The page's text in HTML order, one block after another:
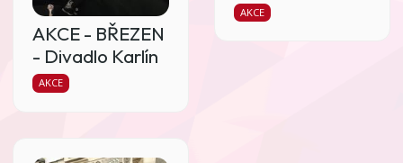
AKCE - BŘEZEN
- Divadlo Karlín
AKCE
AKCE